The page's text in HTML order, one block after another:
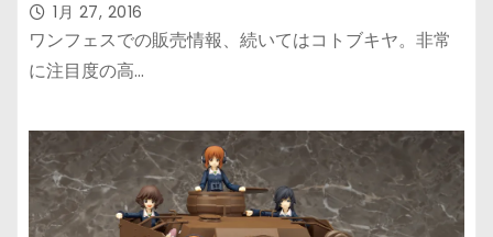
with たまごひこーき」を先行販売！
1月 27, 2016
ワンフェスでの販売情報、続いてはコトブキヤ。非常
に注目度の高…